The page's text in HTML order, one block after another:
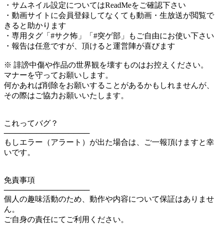
・サムネイル設定についてはReadMeをご確認下さい
・動画サイトに会員登録してなくても動画・生放送が閲覧で
きると助かります
・専用タグ「#サク怖」「#突ゲ部」もご自由にお使い下さい
・報告は任意ですが、頂けると運営陣が喜びます
※ 誹謗中傷や作品の世界観を壊すものはお控えください。
マナーを守ってお願いします。
何かあれば削除をお願いすることがあるかもしれませんが、
その際はご協力お願いいたします。
これってバグ？
────────────────
もしエラー（アラート）が出た場合は、ご一報頂けますと幸
いです。
免責事項
────────────────
個人の趣味活動のため、動作や内容について保証はありませ
ん。
ご自身の責任にてご利用ください。